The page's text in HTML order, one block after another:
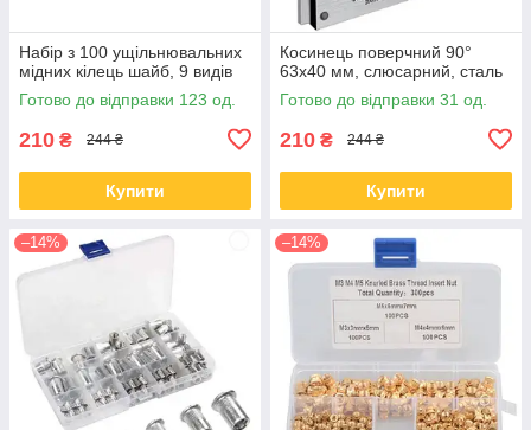
Набір з 100 ущільнювальних
мідних кілець шайб, 9 видів
Готово до відправки 123 од.
210 ₴ 244 ₴
Купити
Косинець поверчний 90°
63x40 мм, слюсарний, сталь
Готово до відправки 31 од.
210 ₴ 244 ₴
Купити
–14% –14%